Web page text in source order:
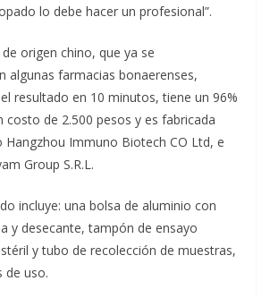
lo debe hacer un profesional”.
origen chino, que ya se
algunas farmacias bonaerenses,
resultado en 10 minutos, tiene un 96%
costo de 2.500 pesos y es fabricada
Immuno Biotech CO Ltd, e
Group S.R.L.
incluye: una bolsa de aluminio con
y desecante, tampón de ensayo
y tubo de recolección de muestras,
de uso.